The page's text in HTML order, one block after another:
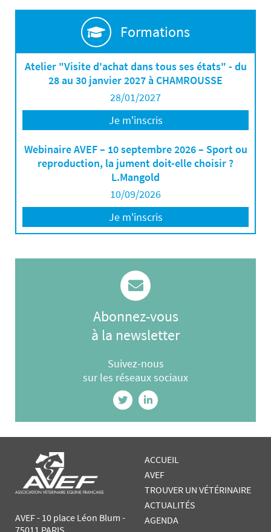
Formations
Atelier "Visite d'achat dans tous ses états" - du
28 au 30 janvier 2027 à CHAMROUSSE
28/01/2027
Je m'inscris
Webinaire AVEF – 10 septembre 2026 – Sport ou
reproduction, la jument doit-elle choisir ?
L.Mangold
10/09/2026
Je m'inscris
Abonnez-vous
à la newsletter
Suivez-nous
sur les réseaux sociaux
AVEF - 10 place Léon Blum -
ACCUEIL
AVEF
TROUVER UN VÉTÉRINAIRE
ACTUALITÉS
AGENDA